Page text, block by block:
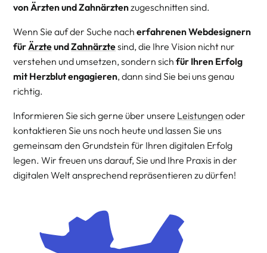
von Ärzten und Zahnärztenzugeschnitten sind.
Wenn Sie auf der Suche nacherfahrenen Webdesignern
für ÄrzteundZahnärztesind, die Ihre Vision nicht nur
verstehen und umsetzen, sondern sichfür Ihren Erfolg
mit Herzblut engagieren, dann sind Sie bei uns genau
richtig.
Informieren Sie sich gerne über unsere Leistungen oder
kontaktieren Sie uns noch heute und lassen Sie uns
gemeinsam den Grundstein für Ihren digitalen Erfolg
legen. Wir freuen uns darauf, Sie und Ihre Praxis in der
digitalen Welt ansprechend repräsentieren zu dürfen!